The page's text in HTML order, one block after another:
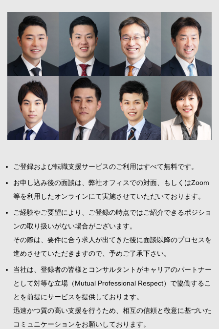
ご登録および転職支援サービスのご利用はすべて無料です。
お申し込み後の面談は、弊社オフィスでの対面、もしくはZoom
等を利用したオンラインにて実施させていただいております。
ご経験やご要望により、ご登録の時点ではご紹介できるポジショ
ンの取り扱いがない場合がございます。
その際は、要件に合う求人が出てきた後に面談以降のプロセスを
進めさせていただきますので、予めご了承下さい。
当社は、登録者の皆様とコンサルタントがキャリアのパートナー
として対等な立場（Mutual Professional Respect）で協働するこ
とを前提にサービスを提供しております。
迅速かつ質の高い支援を行うため、相互の信頼と敬意に基づいた
コミュニケーションをお願いしております。